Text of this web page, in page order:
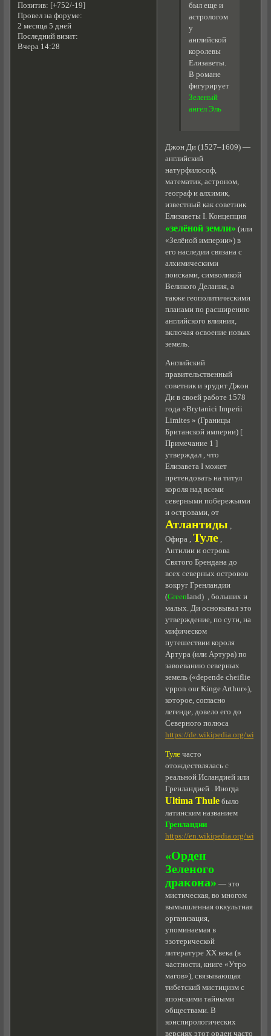
Позитив: [+752/-19]
Провел на форуме:
2 месяца 5 дней
Последний визит:
Вчера 14:28
был еще и
астрологом
у
английской
королевы
Елизаветы.
В романе
фигурирует
Зеленый
ангел Эль
Джон Ди (1527–1609) —
английский
натурфилософ,
математик, астроном,
географ и алхимик,
известный как советник
Елизаветы I. Концепция
«зелёной земли» (или
«Зелёной империи») в
его наследии связана с
алхимическими
поисками, символикой
Великого Делания, а
также геополитическими
планами по расширению
английского влияния,
включая освоение новых
земель.
Английский
правительственный
советник и эрудит Джон
Ди в своей работе 1578
года «Brytanici Imperii
Limites » (Границы
Британской империи) [
Примечание 1 ]
утверждал , что
Елизавета I может
претендовать на титул
короля над всеми
северными побережьями
и островами, от
Атлантиды ,
Офира , Туле,
Антилии и острова
Святого Брендана до
всех северных островов
вокруг Гренландии
(Greenland) , больших и
малых. Ди основывал это
утверждение, по сути, на
мифическом
путешествии короля
Артура (или Артура) по
завоеванию северных
земель («depende cheiflie
vppon our Kinge Arthur»),
которое, согласно
легенде, довело его до
Северного полюса
https://de.wikipedia.org/wiki/
Туле часто
отождествлялась с
реальной Исландией или
Гренландией . Иногда
Ultima Thuleбыло
латинским названием
Гренландии
https://en.wikipedia.org/wiki/
«Орден
Зеленого
дракона» — это
мистическая, во многом
вымышленная оккультная
организация,
упоминаемая в
эзотерической
литературе XX века (в
частности, книге «Утро
магов»), связывающая
тибетский мистицизм с
японскими тайными
обществами. В
конспирологических
версиях этот орден часто